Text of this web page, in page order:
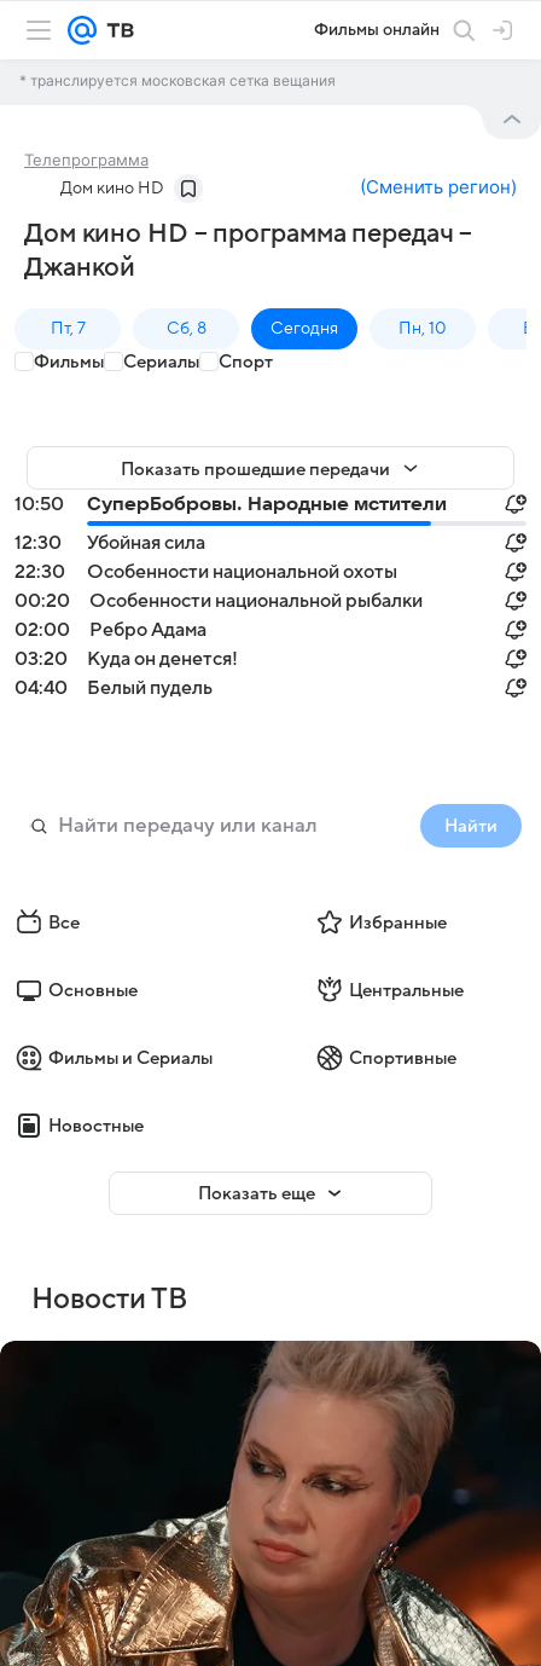
Фильмы онлайн
* транслируется московская сетка вещания
Телепрограмма
Дом кино HD (Сменить регион)
Дом кино HD – программа передач –
Джанкой
Пт, 7 Сб, 8 Сегодня Пн, 10
Фильмы Сериалы Спорт
Показать прошедшие передачи
10:50
СуперБобровы. Народные мстители
12:30
Убойная сила
22:30
Особенности национальной охоты
00:20
Особенности национальной рыбалки
02:00
Ребро Адама
03:20
Куда он денется!
04:40
Белый пудель
Найти
Все Избранные
Основные Центральные
Фильмы и Сериалы Спортивные
Новостные
Показать еще
Новости ТВ